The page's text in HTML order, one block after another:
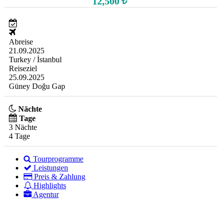
Abreise
21.09.2025
Turkey / İstanbul
Reiseziel
25.09.2025
Güney Doğu Gap
Nächte
Tage
3 Nächte
4 Tage
Tourprogramme
Leistungen
Preis & Zahlung
Highlights
Agentur